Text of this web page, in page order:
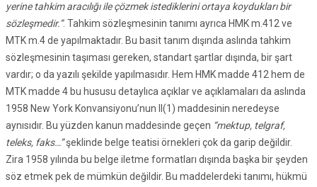
yerine tahkim aracılığı ile çözmek istediklerini ortaya koydukları bir
sözleşmedir.”. Tahkim sözleşmesinin tanımı ayrıca HMK m.412 ve
MTK m.4 de yapılmaktadır. Bu basit tanım dışında aslında tahkim
sözleşmesinin taşıması gereken, standart şartlar dışında, bir şart
vardır; o da yazılı şekilde yapılmasıdır. Hem HMK madde 412 hem de
MTK madde 4 bu hususu detaylıca açıklar ve açıklamaları da aslında
1958 New York Konvansiyonu’nun II(1) maddesinin neredeyse
aynısıdır. Bu yüzden kanun maddesinde geçen “mektup, telgraf,
teleks, faks…”şeklinde belge teatisi örnekleri çok da garip değildir.
Zira 1958 yılında bu belge iletme formatları dışında başka bir şeyden
söz etmek pek de mümkün değildir. Bu maddelerdeki tanımı, hükmü